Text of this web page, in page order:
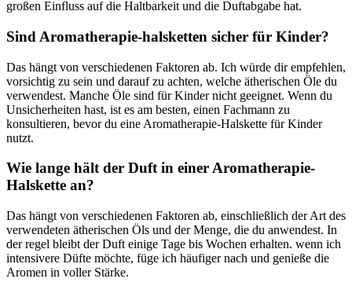
großen Einfluss auf die Haltbarkeit und die Duftabgabe hat.
Sind Aromatherapie-halsketten ‍sicher für Kinder?
Das hängt⁣ von⁢ verschiedenen ‌Faktoren​ ab. Ich würde⁣ dir empfehlen,
vorsichtig‍ zu sein und darauf ⁣zu achten, welche ätherischen Öle du
verwendest. Manche Öle⁤ sind​ für Kinder nicht ​geeignet. Wenn du
Unsicherheiten hast, ist es am besten, einen Fachmann zu
konsultieren, bevor du eine Aromatherapie-Halskette für Kinder
nutzt.
Wie lange hält der⁤ Duft in‍ einer Aromatherapie-
Halskette an?
Das hängt von verschiedenen Faktoren ‍ab, einschließlich der Art des
verwendeten⁣ ätherischen Öls und der Menge,⁢ die du⁢ anwendest. In
der regel bleibt der Duft einige⁢ Tage bis Wochen erhalten.⁢ wenn ich
intensivere Düfte möchte, füge⁤ ich häufiger​ nach‌ und genieße die
Aromen⁤ in voller Stärke.